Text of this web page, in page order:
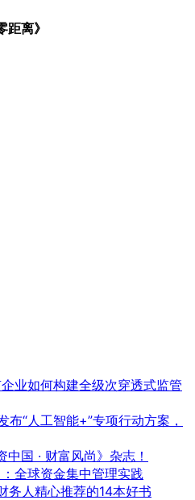
离》
业如何构建全级次穿透式监管
布“人工智能+”专项行动方案，
国 · 财富风尚》杂志！
全球资金集中管理实践
务人精心推荐的14本好书